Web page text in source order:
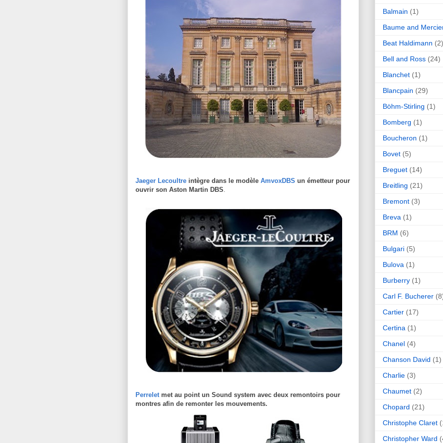
Jaeger Lecoultre intègre dans le modèle AmvoxDBS un émetteur pour
ouvrir son Aston Martin DBS.
Perreletmet au point un Sound system avec deux remontoirs pour
montres afin de remonter les mouvements.
Balmain (1)
Baume and
Beat Haldimann (2)
Bell and Ross (24)
Blanchet (1)
Blancpain (29)
Böhm-Stirling (1)
Bomberg (1)
Boucheron (1)
Bovet (5)
Breguet (14)
Breitling (21)
Bremont (3)
Breva (1)
BRM (6)
Bulgari (5)
Bulova (1)
Burberry (1)
Carl F. Bucherer
Cartier (17)
Certina (1)
Chanel (4)
Chanson David (1)
Charlie (3)
Chaumet (2)
Chopard (21)
Christophe Claret
Christopher Ward